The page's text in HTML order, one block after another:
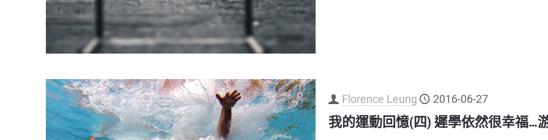
Florence Leung 2016-06-27
我的運動回憶(四) 遲學依然很幸福…